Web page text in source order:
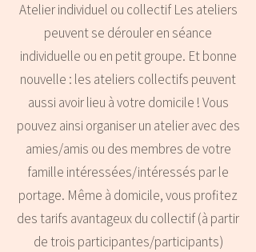
Atelier individuel ou collectif Les ateliers
peuvent se dérouler en séance
individuelle ou en petit groupe. Et bonne
nouvelle : les ateliers collectifs peuvent
aussi avoir lieu à votre domicile ! Vous
pouvez ainsi organiser un atelier avec des
amies/amis ou des membres de votre
famille intéressées/intéressés par le
portage. Même à domicile, vous profitez
des tarifs avantageux du collectif (à partir
de trois participantes/participants)